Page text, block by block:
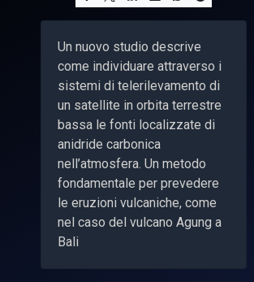
Un nuovo studio descrive
come individuare attraverso i
sistemi di telerilevamento di
un satellite in orbita terrestre
bassa le fonti localizzate di
anidride carbonica
nell’atmosfera. Un metodo
fondamentale per prevedere
le eruzioni vulcaniche, come
nel caso del vulcano Agung a
Bali